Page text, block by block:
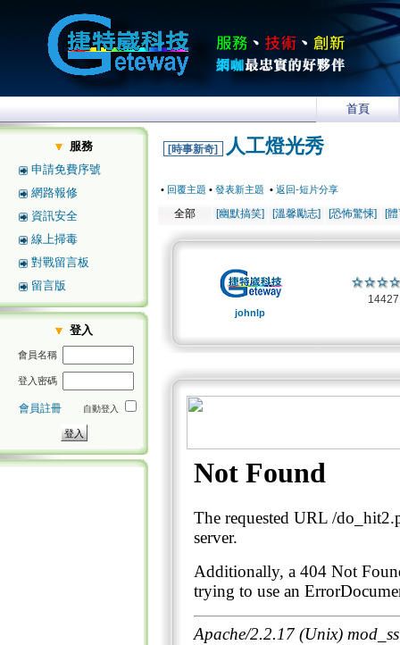
首頁
服務
申請免費序號
網路報修
資訊安全
線上掃毒
對戰留言板
留言版
登入
會員名稱
登入密碼
會員註冊 自動登入
[時事新奇] 人工燈光秀
• 回覆主題 • 發表新主題 • 返回-短片分享
全部 [幽默搞笑] [溫馨勵志] [恐怖驚悚] [
johnlp